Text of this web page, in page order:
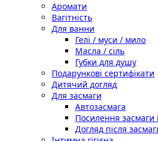
Аромати
Вагітність
Для ванни
Гелі / муси / мило
Масла / сіль
Губки для душу
Подарункові сертифікати
Дитячий догляд
Для засмаги
Автозасмага
Посилення засмаги
Догляд після